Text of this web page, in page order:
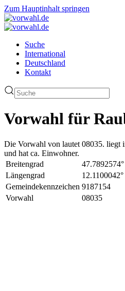
Zum Hauptinhalt springen
Suche
International
Deutschland
Kontakt
Vorwahl für
Die Vorwahl von lautet 08035. liegt
und hat ca. Einwohner.
Breitengrad
47.7892574°
Längengrad
12.1100042°
Gemeindekennzeichen 9187154
Vorwahl
08035